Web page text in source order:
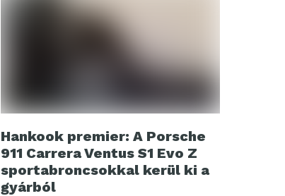
Hankook premier: A Porsche
911 Carrera Ventus S1 Evo Z
sportabroncsokkal kerül ki a
gyárból